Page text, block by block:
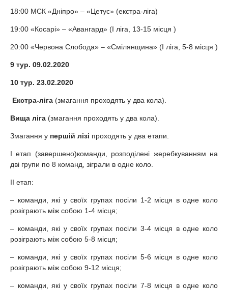
18:00 МСК «Дніпро» – «Цетус» (екстра-ліга)
19:00 «Косарі» – «Авангард» (I ліга, 13-15 місця )
20:00 «Червона Слобода» – «Смілянщина» (I ліга, 5-8 місця )
9 тур. 09.02.2020
10 тур. 23.02.2020
Екстра-ліга (змагання проходять у два кола).
Вища ліга (змагання проходять у два кола).
Змагання у першій лізі проходять у два етапи.
I етап (завершено)команди, розподілені жеребкуванням на
дві групи по 8 команд, зіграли в одне коло.
II етап:
– команди, які у своїх групах посіли 1-2 місця в одне коло
розіграють між собою 1-4 місця;
– команди, які у своїх групах посіли 3-4 місця в одне коло
розіграють між собою 5-8 місця;
– команди, які у своїх групах посіли 5-6 місця в одне коло
розіграють між собою 9-12 місця;
– команди, які у своїх групах посіли 7-8 місця в одне коло